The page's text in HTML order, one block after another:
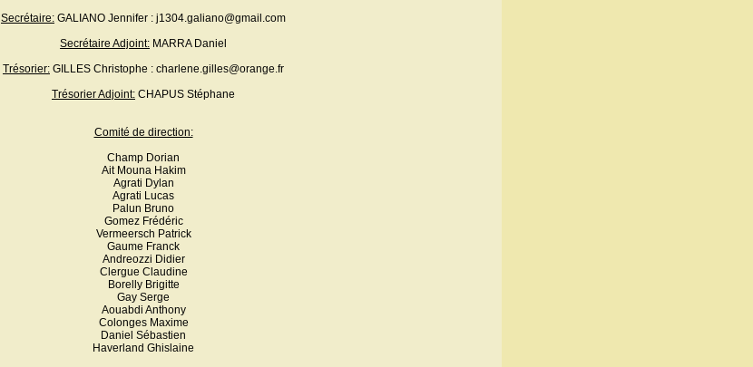
Secrétaire: GALIANO Jennifer : j1304.galiano@gmail.com
Secrétaire Adjoint: MARRA Daniel
Trésorier: GILLES Christophe : charlene.gilles@orange.fr
Trésorier Adjoint: CHAPUS Stéphane
Comité de direction:
Champ Dorian
Ait Mouna Hakim
Agrati Dylan
Agrati Lucas
Palun Bruno
Gomez Frédéric
Vermeersch Patrick
Gaume Franck
Andreozzi Didier
Clergue Claudine
Borelly Brigitte
Gay Serge
Aouabdi Anthony
Colonges Maxime
Daniel Sébastien
Haverland Ghislaine